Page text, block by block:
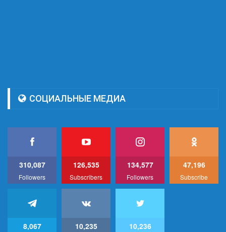
СОЦИАЛЬНЫЕ МЕДИА
310,087
Followers
126,535
Subscribers
134,577
Followers
47,196
Subscribe
8,067 10,235 10,236